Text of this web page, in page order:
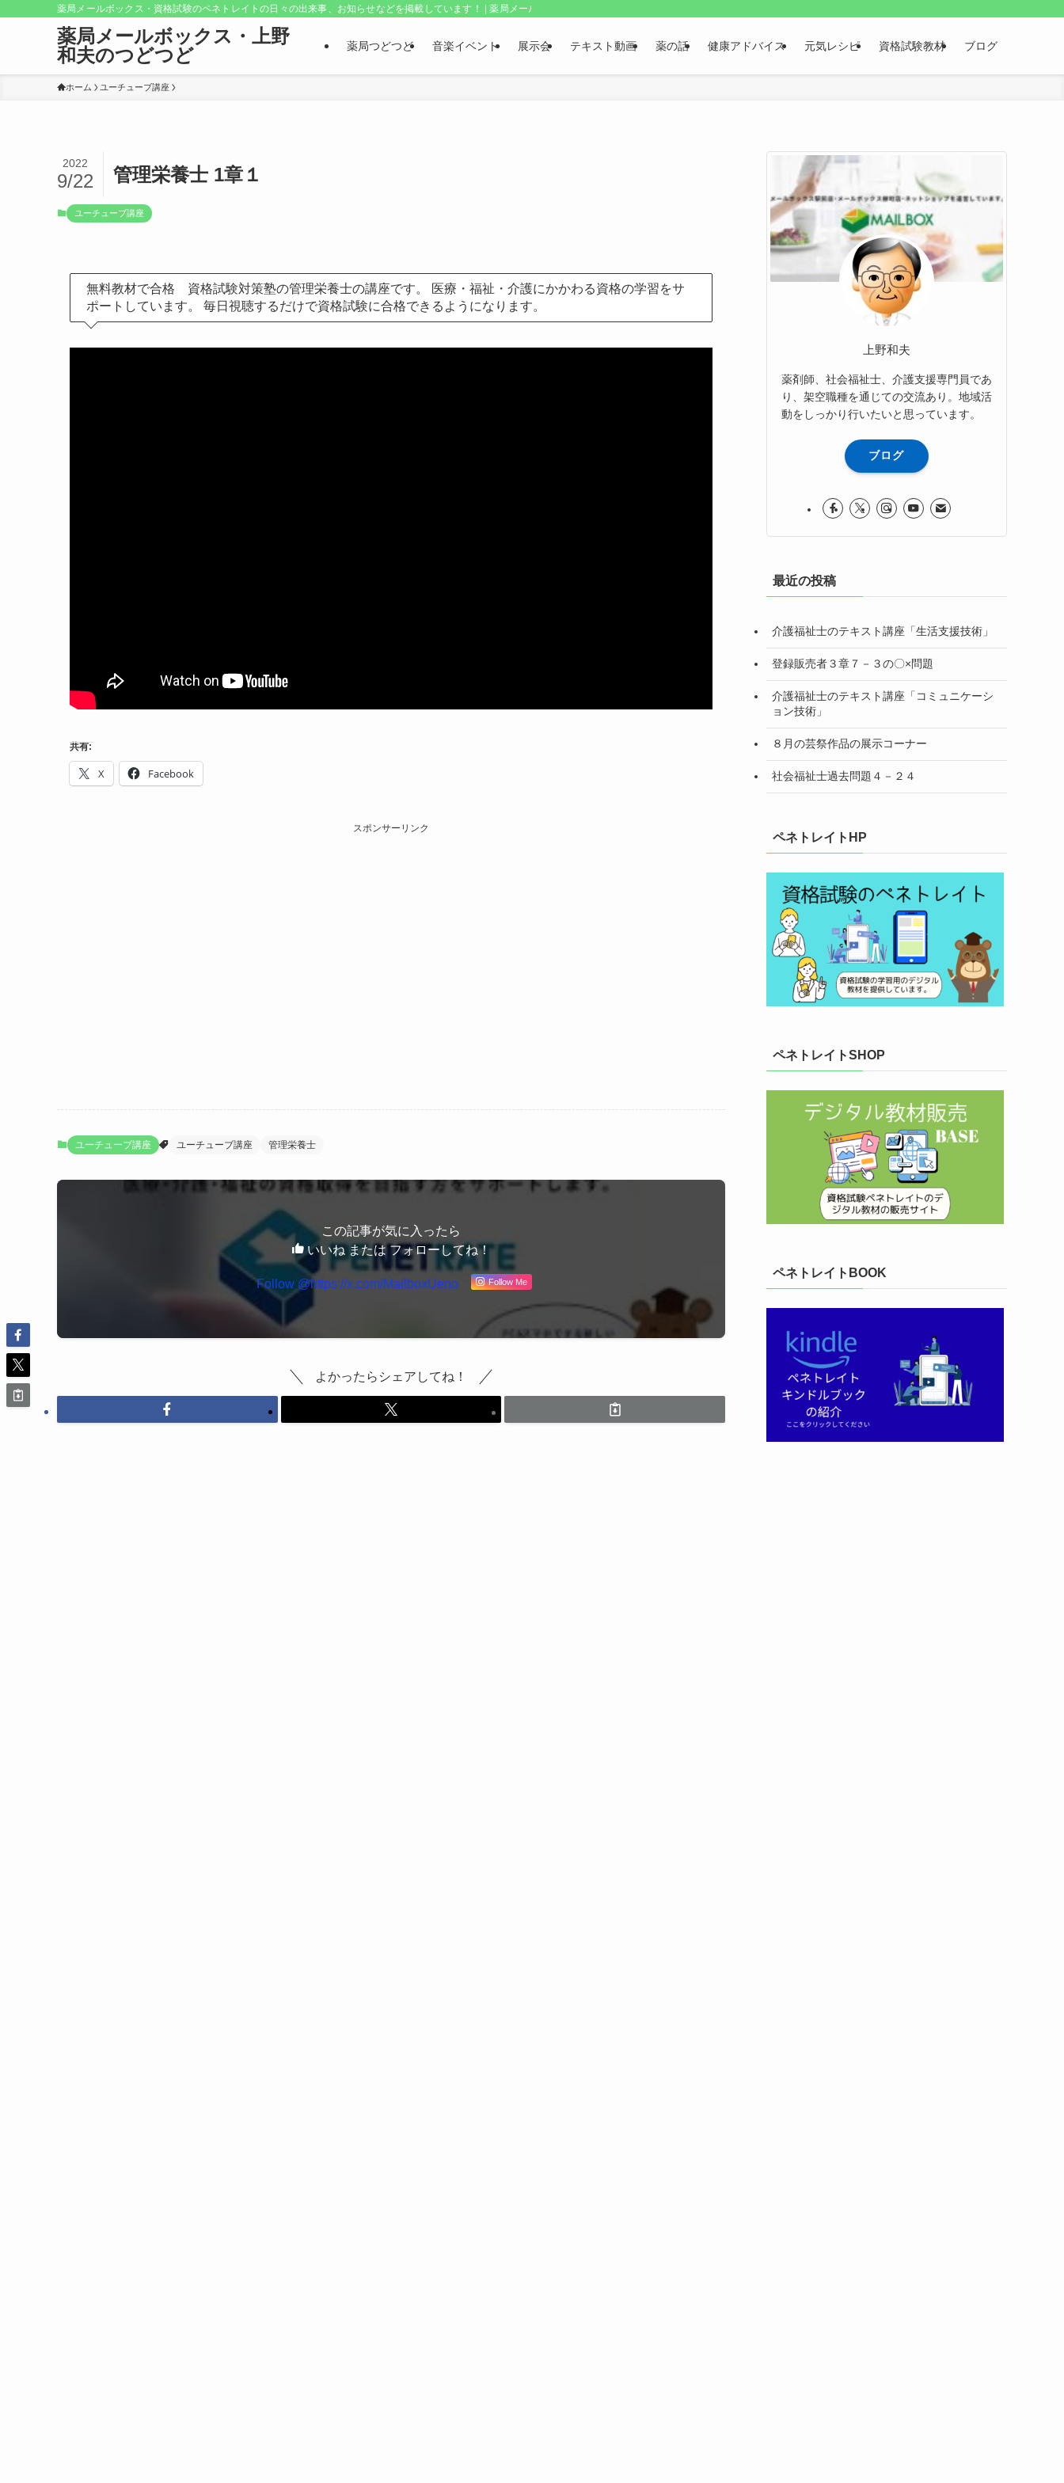
薬局メールボックス・資格試験のペネトレイトの日々の出来事、お知らせなどを掲載しています！ | 薬局メールボックス・上野和夫のつどつど
薬局メールボックス・上野
和夫のつどつど
薬局つどつど 音楽イベント 展示会 テキスト動画 薬の話 健康アドバイス 元気レシピ 資格試験教材 ブログ
ホーム ユーチューブ講座
管理栄養士 1章１
2022
9/22
ユーチューブ講座
無料教材で合格 資格試験対策塾の管理栄養士の講座です。 医療・福祉・介護にかかわる資格の学習をサ
ポートしています。 毎日視聴するだけで資格試験に合格できるようになります。
共有:
X Facebook
スポンサーリンク
ユーチューブ講座 ユーチューブ講座 管理栄養士
この記事が気に入ったら
いいね または フォローしてね！
Follow Me
よかったらシェアしてね！
上野和夫
薬剤師、社会福祉士、介護支援専門員であ
り、架空職種を通じての交流あり。地域活
動をしっかり行いたいと思っています。
ブログ
最近の投稿
介護福祉士のテキスト講座「生活支援技術」
登録販売者３章７－３の〇×問題
介護福祉士のテキスト講座「コミュニケーシ
ョン技術」
８月の芸祭作品の展示コーナー
社会福祉士過去問題４－２４
ペネトレイトHP
ペネトレイトSHOP
ペネトレイトBOOK